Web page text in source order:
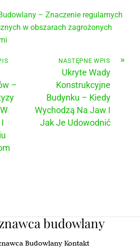
– Znaczenie regularnych
w obszarach zagrożonych
–
»
NASTĘPNE WPIS
Ukryte Wady
Konstrukcyjne
Budynku – Kiedy
Wychodzą Na Jaw I
Jak Je Udowodnić
budowlany
Budowlany Kontakt